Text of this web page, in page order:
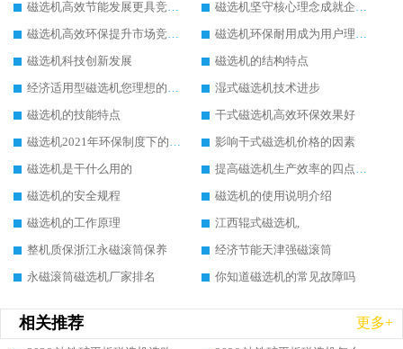
磁选机高效节能发展更具竞争力
磁选机坚守核心理念成就企业辉煌
磁选机高效环保提升市场竞争力
磁选机环保耐用成为用户理想选择
磁选机科技创新发展
磁选机的结构特点
经济适用型磁选机您理想的选择
湿式磁选机技术进步
磁选机的技能特点
干式磁选机高效环保效果好
磁选机2021年环保制度下的发展出路
影响干式磁选机价格的因素
磁选机是干什么用的
提高磁选机生产效率的四点方法
磁选机的安全规程
磁选机的使用说明介绍
磁选机的工作原理
江西辊式磁选机,
整机质保浙江永磁滚筒保养
经济节能天津强磁滚筒
永磁滚筒磁选机厂家排名
你知道磁选机的常见故障吗
相关推荐 更多+